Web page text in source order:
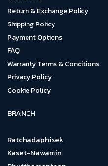
Return & Exchange Policy
Shipping Policy
Payment Options
FAQ
Warranty Terms & Conditions
Privacy Policy
Cookie Policy
BRANCH
Ratchadaphisek
Kaset-Nawamin